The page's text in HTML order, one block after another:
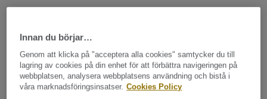
Hela kollektionen - LRV och NCS (1355)
Alla tillbehör|Svetstråd
Innan du börjar…
Genom att klicka på "acceptera alla cookies" samtycker du till
lagring av cookies på din enhet för att förbättra navigeringen på
webbplatsen, analysera webbplatsens användning och bistå i
våra marknadsföringsinsatser. Cookies Policy